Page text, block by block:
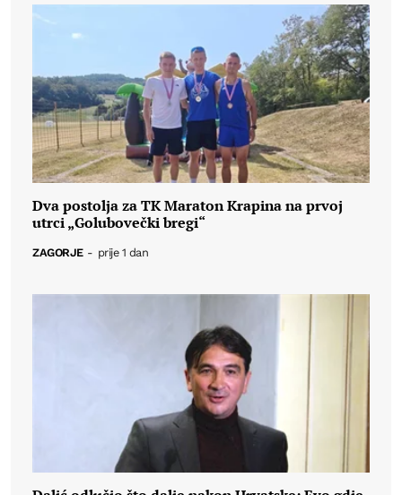
Dva postolja za TK Maraton Krapina na prvoj
utrci „Golubovečki bregi“
ZAGORJE - prije 1 dan